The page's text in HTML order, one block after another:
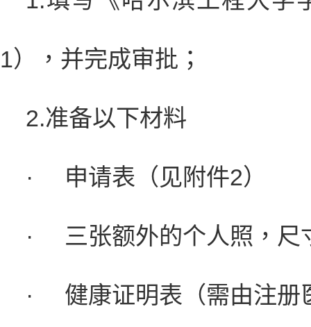
1），并完成审批；
2.准备以下材料
· 申请表（见附件2）
· 三张额外的个人照，尺
· 健康证明表（需由注